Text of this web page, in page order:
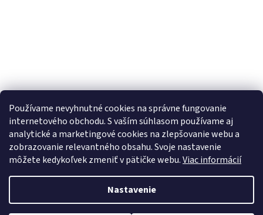
Používame nevyhnutné cookies na správne fungovanie
internetového obchodu. S vaším súhlasom používame aj
analytické a marketingové cookies na zlepšovanie webu a
zobrazovanie relevantného obsahu. Svoje nastavenie
môžete kedykoľvek zmeniť v pätičke webu.Viac informácií
Nastavenie